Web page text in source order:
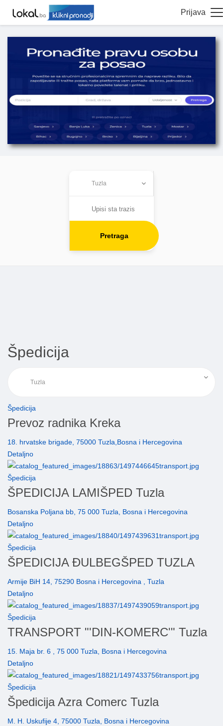
Prijava
Pretraga
Špedicija
Špedicija
Prevoz radnika Kreka
18. hrvatske brigade, 75000 Tuzla,Bosna i Hercegovina
Detaljno
Špedicija
ŠPEDICIJA LAMIŠPED Tuzla
Bosanska Poljana bb, 75 000 Tuzla, Bosna i Hercegovina
Detaljno
Špedicija
ŠPEDICIJA ĐULBEGŠPED TUZLA
Armije BiH 14, 75290 Bosna i Hercegovina , Tuzla
Detaljno
Špedicija
TRANSPORT "'DIN-KOMERC'" Tuzla
15. Maja br. 6 , 75 000 Tuzla, Bosna i Hercegovina
Detaljno
Špedicija
Špedicija Azra Comerc Tuzla
M. H. Uskufije 4, 75000 Tuzla, Bosna i Hercegovina